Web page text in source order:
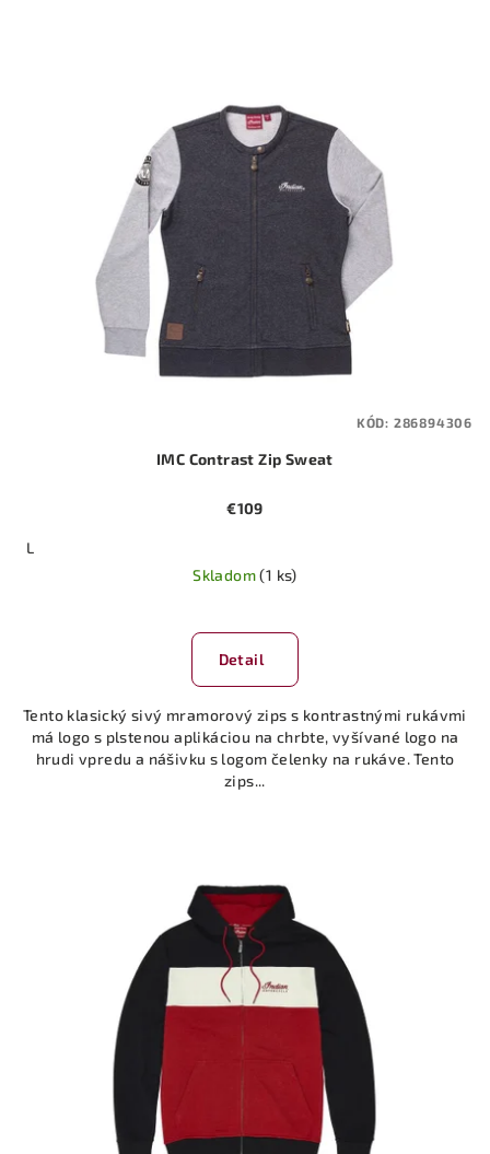
IMC Contrast Zip Sweat
€109
L
Skladom(1 ks)
hodnotenie
produktu
z
5
hviezdičiek.
Detail
Tento klasický sivý mramorový zips s kontrastnými rukávmi
má logo s plstenou aplikáciou na chrbte, vyšívané logo na
hrudi vpredu a nášivku s logom čelenky na rukáve. Tento
zips...
KÓD: 286894306